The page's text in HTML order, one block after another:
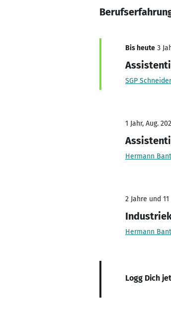
Bis heute 3
SGP
1 Jahr, Aug.
Hermann
2 Jahre und
Hermann
Logg Dich